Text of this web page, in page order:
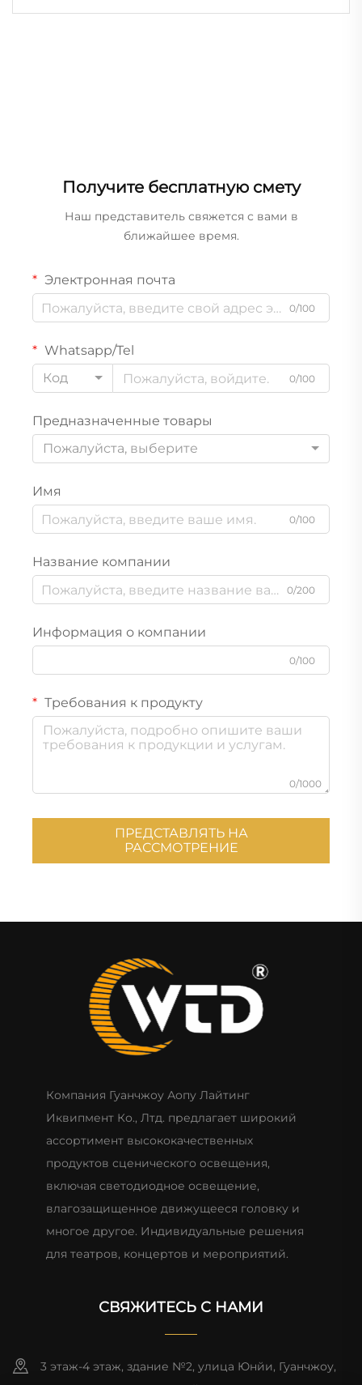
свет для свадьбы и диджея,
Получите бесплатную смету
Наш представитель свяжется с вами в
ближайшее время.
Электронная почта
0/100
Whatsapp/Tel
Код
0/100
Предназначенные товары
Пожалуйста, выберите
Имя
0/100
Название компании
0/200
Информация о компании
0/100
Требования к продукту
0/1000
ПРЕДСТАВЛЯТЬ НА
РАССМОТРЕНИЕ
Компания Гуанчжоу Аопу Лайтинг
Иквипмент Ко., Лтд. предлагает широкий
ассортимент высококачественных
продуктов сценического освещения,
включая светодиодное освещение,
влагозащищенное движущееся головку и
многое другое. Индивидуальные решения
для театров, концертов и мероприятий.
СВЯЖИТЕСЬ С НАМИ
3 этаж-4 этаж, здание №2, улица Юнйи, Гуанчжоу,